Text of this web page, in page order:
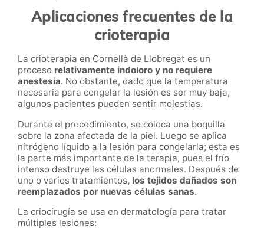
Aplicaciones frecuentes de la
crioterapia
La crioterapia en Cornellà de Llobregat es un
proceso relativamente indoloro y no requiere
anestesia. No obstante, dado que la temperatura
necesaria para congelar la lesión es ser muy baja,
algunos pacientes pueden sentir molestias.
Durante el procedimiento, se coloca una boquilla
sobre la zona afectada de la piel. Luego se aplica
nitrógeno líquido a la lesión para congelarla; esta es
la parte más importante de la terapia, pues el frío
intenso destruye las células anormales. Después de
uno o varios tratamientos, los tejidos dañados son
reemplazados por nuevas células sanas.
La criocirugía se usa en dermatología para tratar
múltiples lesiones: